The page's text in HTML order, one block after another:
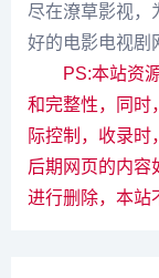
尽在潦草影视，
好的电影电视剧
PS:本站资
和完整性，同时
际控制，收录时
后期网页的内容
进行删除，本站